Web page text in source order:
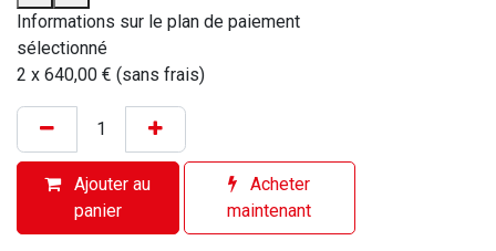
Informations sur le plan de paiement
sélectionné
2 x 640,00 € (sans frais)
Ajouter au
panier
Acheter
maintenant